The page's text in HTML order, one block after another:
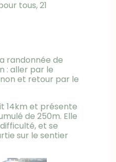
tous, 21
randonnée de
: aller par le
et retour par le
14km et présente
de 250m. Elle
et se
sur le sentier